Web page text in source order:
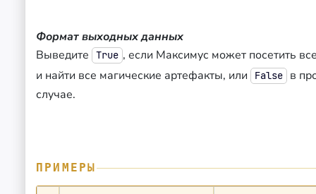
Формат выходных данных
Выведите
True , если Максимус может посетить
и найти все магические артефакты, или
False
в
случае.
ПРИМЕРЫ